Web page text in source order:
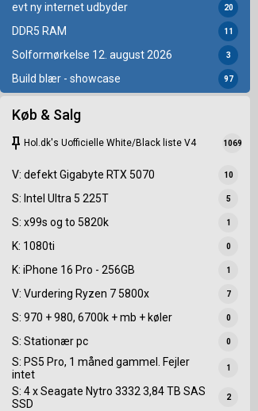
evt ny internet udbyder 20
DDR5 RAM 11
Solformørkelse 12. august 2026 3
Build blær - showcase 97
Køb & Salg
keep Hol.dk's Uofficielle White/Black liste V4 1069
V: defekt Gigabyte RTX 5070 10
S: Intel Ultra 5 225T 5
S: x99s og to 5820k 1
K: 1080ti 0
K: iPhone 16 Pro - 256GB 1
V: Vurdering Ryzen 7 5800x 7
S: 970 + 980, 6700k + mb + køler 0
S: Stationær pc 0
S: PS5 Pro, 1 måned gammel. Fejler
intet
1
S: 4 x Seagate Nytro 3332 3,84 TB SAS
SSD
2